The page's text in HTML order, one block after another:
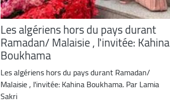
Les algériens hors du pays durant
Ramadan/ Malaisie , l'invitée: Kahina
Boukhama
Les algériens hors du pays durant Ramadan/
Malaisie , l'invitée: Kahina Boukhama. Par Lamia
Sakri